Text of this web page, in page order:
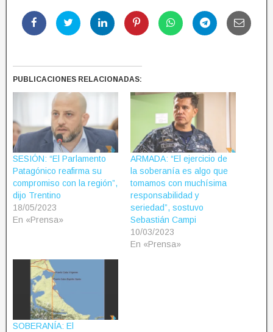
PUBLICACIONES RELACIONADAS:
SESIÓN: “El Parlamento
Patagónico reafirma su
compromiso con la región”,
dijo Trentino
18/05/2023
En «Prensa»
ARMADA: “El ejercicio de
la soberanía es algo que
tomamos con muchísima
responsabilidad y
seriedad”, sostuvo
Sebastián Campi
10/03/2023
En «Prensa»
SOBERANÍA: El